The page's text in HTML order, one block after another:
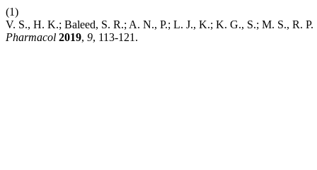
(1)
V. S., H. K.; Baleed, S. R.; A. N., P.; L. J., K.; K. G., S.; M. S., R.
Pharmacol 2019, 9, 113-121.